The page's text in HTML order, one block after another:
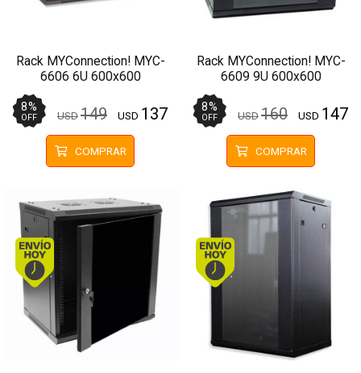
Rack MYConnection! MYC-
6606 6U 600x600
8%
OFF USD149 USD 137
COMPRAR
Rack MYConnection! MYC-
6609 9U 600x600
8%
OFF USD160 USD 147
COMPRAR
Envío hoy. Comprando antes de 13Hs.